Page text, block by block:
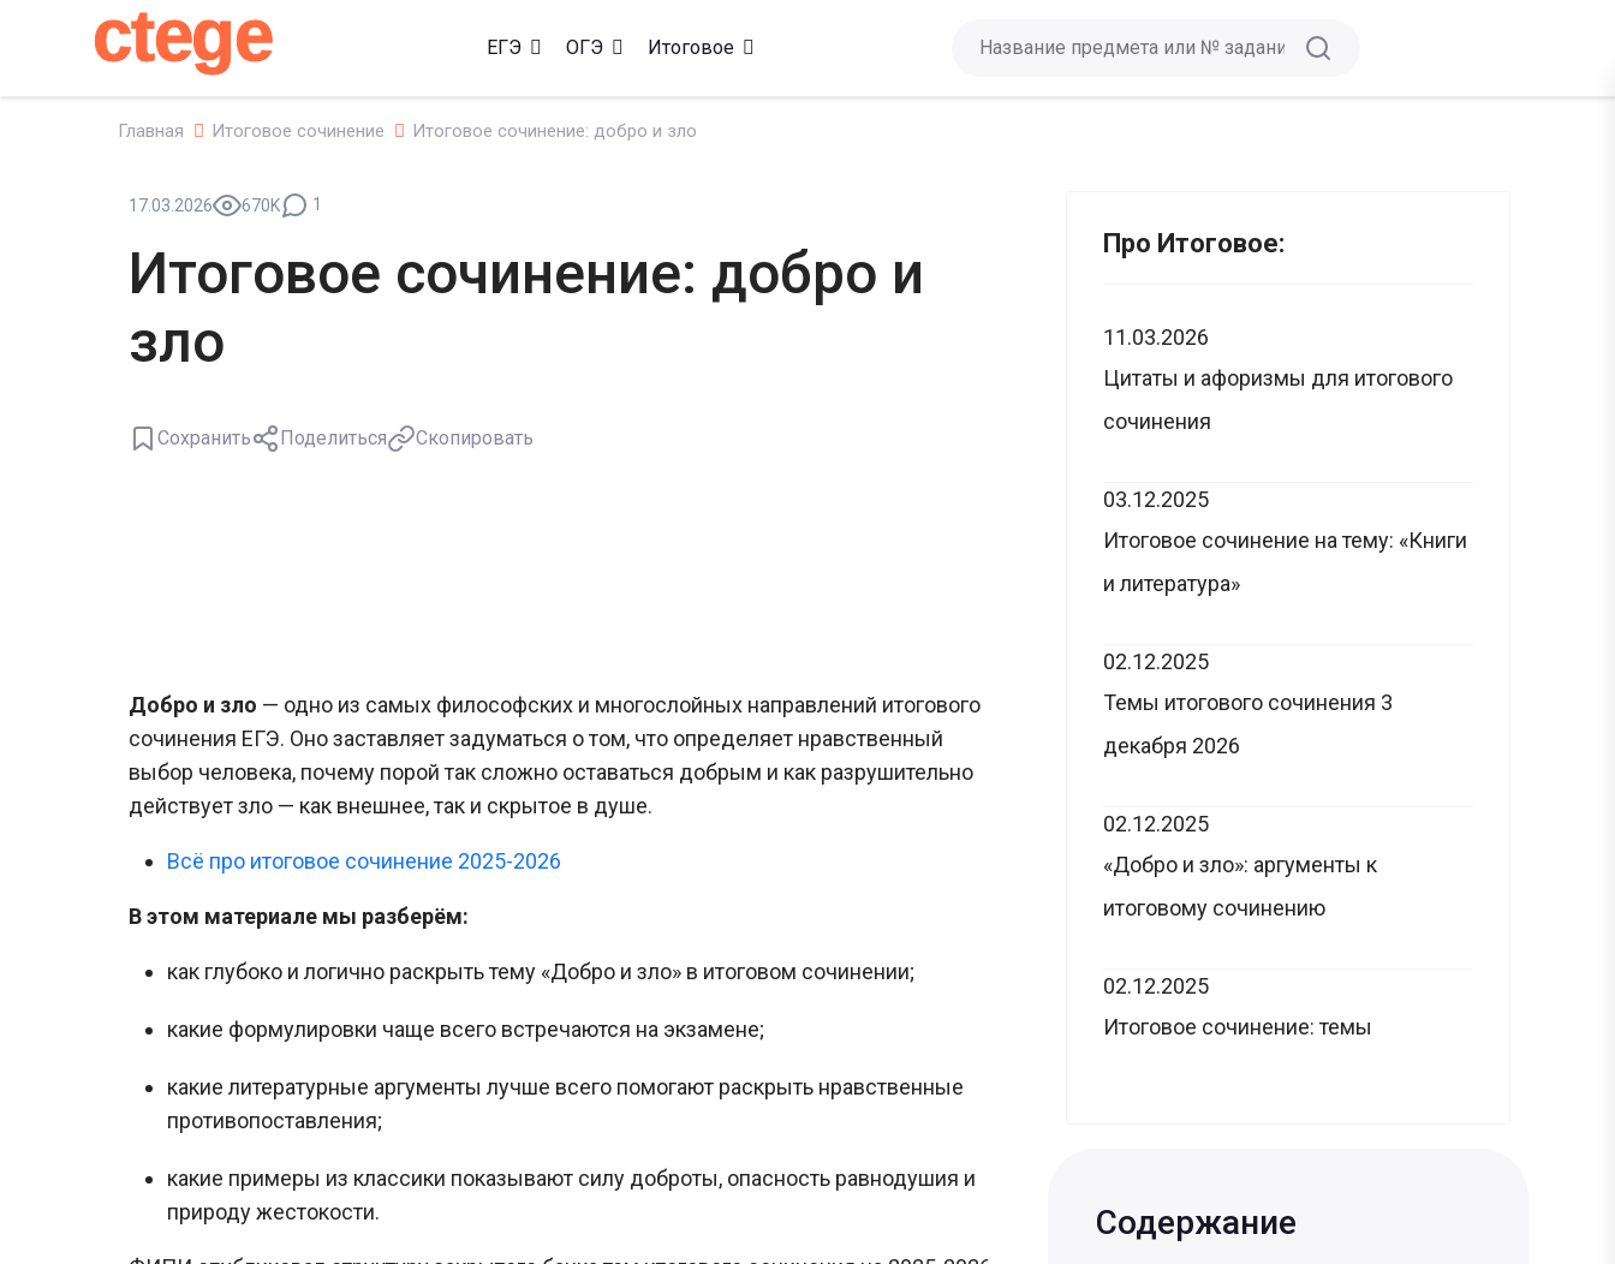
ctege ЕГЭ ОГЭ Итоговое
Главная Итоговое сочинение Итоговое сочинение: добро и зло
17.03.2026 670K 1
Итоговое сочинение: добро и
зло
Сохранить Поделиться Скопировать
Добро и зло — одно из самых философских и многослойных направлений итогового
сочинения ЕГЭ. Оно заставляет задуматься о том, что определяет нравственный
выбор человека, почему порой так сложно оставаться добрым и как разрушительно
действует зло — как внешнее, так и скрытое в душе.
Всё про итоговое сочинение 2025-2026
В этом материале мы разберём:
как глубоко и логично раскрыть тему «Добро и зло» в итоговом сочинении;
какие формулировки чаще всего встречаются на экзамене;
какие литературные аргументы лучше всего помогают раскрыть нравственные
противопоставления;
какие примеры из классики показывают силу доброты, опасность равнодушия и
природу жестокости.
Про Итоговое:
11.03.2026
Цитаты и афоризмы для итогового
сочинения
03.12.2025
Итоговое сочинение на тему: «Книги
и литература»
02.12.2025
Темы итогового сочинения 3
декабря 2026
02.12.2025
«Добро и зло»: аргументы к
итоговому сочинению
02.12.2025
Итоговое сочинение: темы
Содержание